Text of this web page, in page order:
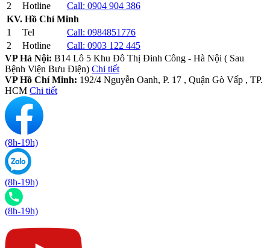
2
Hotline Call: 0904 904 386
KV. Hồ Chí Minh
1
Tel Call: 0984851776
2
Hotline Call: 0903 122 445
VP Hà Nội: B14 Lô 5 Khu Đô Thị Đinh Công - Hà Nội ( Sau
Bệnh Viện Bưu Điện) Chi tiết
VP Hồ Chí Minh: 192/4 Nguyễn Oanh, P. 17 , Quận Gò Vấp , TP.
HCM Chi tiết
(8h-19h)
(8h-19h)
(8h-19h)